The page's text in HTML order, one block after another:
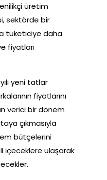
üretim
sektörde bir
tüketiciye daha
fiyatları
yeni tatlar
fiyatlarını
verici bir dönem
çıkmasıyla
bütçelerini
içeceklere ulaşarak